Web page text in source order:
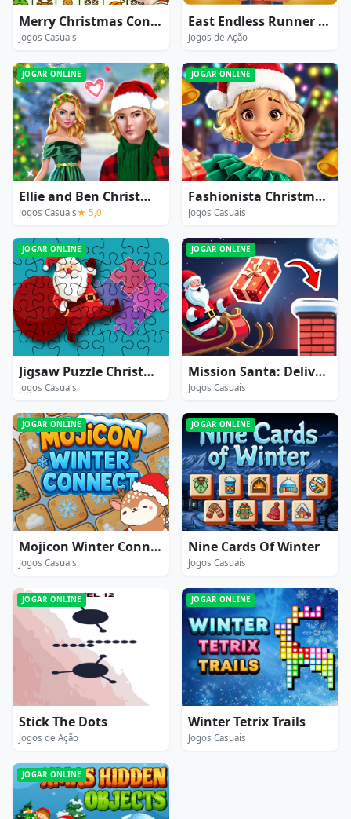
Merry Christmas Connect
Jogos Casuais
East Endless Runner Game : Prince Rash Adventure
Jogos de Ação
JOGAR ONLINE
Ellie and Ben Christmas Eve
Jogos Casuais★ 5,0
JOGAR ONLINE
Fashionista Christmas Eve Party
Jogos Casuais
JOGAR ONLINE
Jigsaw Puzzle Christmas
Jogos Casuais
JOGAR ONLINE
Mission Santa: Deliver the Gifts
Jogos Casuais
JOGAR ONLINE
Mojicon Winter Connect
Jogos Casuais
JOGAR ONLINE
Nine Cards Of Winter
Jogos Casuais
JOGAR ONLINE
Stick The Dots
Jogos de Ação
JOGAR ONLINE
Winter Tetrix Trails
Jogos Casuais
JOGAR ONLINE